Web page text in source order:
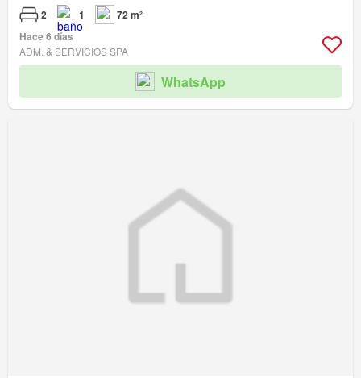
2 1
72 m²
Hace 6 días
ADM. & SERVICIOS SPA
WhatsApp